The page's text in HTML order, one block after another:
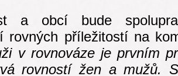
a obcí bude
rovných příležitostí na
v rovnováze je prvním
rovností žen a mužů.